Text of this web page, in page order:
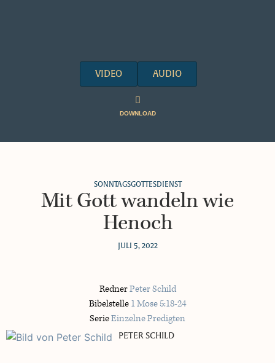
VIDEO AUDIO
DOWNLOAD
SONNTAGSGOTTESDIENST
Mit Gott wandeln wie
Henoch
JULI 5, 2022
RednerPeter Schild
Bibelstelle 1 Mose 5:18-24
SerieEinzelne Predigten
PETER SCHILD